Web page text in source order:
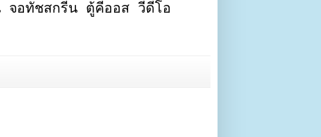
จอทัชสกรีน ตู้คีออส วีดีโอ